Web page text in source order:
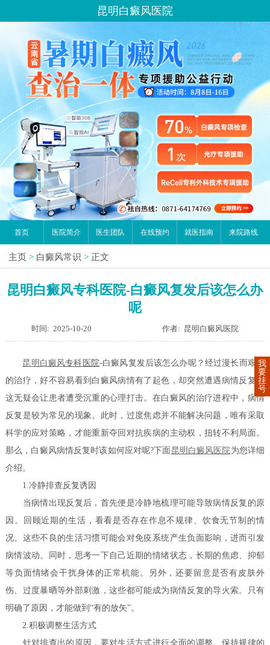
昆明白癜风医院
首页 医院简介 医生团队 在线预约 就医指南 来院路线
主页 > 白癜风常识 > 正文
昆明白癜风专科医院-白癜风复发后该怎么办
呢
时间: 2025-10-20 作者: 昆明白癜风医院
昆明 白癜风专科医院-白癜风复发后该怎么办呢？经过漫长而艰辛
的治疗，好不容易看到白癜风病情有了起色，却突然遭遇病情反复，
这无疑会让患者遭受沉重的心理打击。在白癜风的治疗进程中，病情
反复是较为常见的现象。此时，过度焦虑并不能解决问题，唯有采取
科学的应对策略，才能重新夺回对抗疾病的主动权，扭转不利局面。
那么，白癜风病情反复时该如何应对呢?下面 昆明白癜风医院为您详细
介绍。
1.冷静排查反复诱因
当病情出现反复后，首先便是冷静地梳理可能导致病情反复的原
因。回顾近期的生活，看看是否存在作息不规律、饮食无节制的情
况。这些不良的生活习惯可能会对免疫系统产生负面影响，进而引发
病情波动。同时，思考一下自己近期的情绪状态，长期的焦虑、抑郁
等负面情绪会干扰身体的正常机能。另外，还要留意是否有皮肤外
伤、过度暴晒等外部刺激，这些都可能成为病情反复的导火索。只有
明确了原因，才能做到“有的放矢”。
2.积极调整生活方式
针对排查出的原因，要对生活方式进行全面的调整。保持规律的
我
要
挂
号